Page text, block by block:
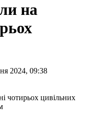
на
2024, 09:38